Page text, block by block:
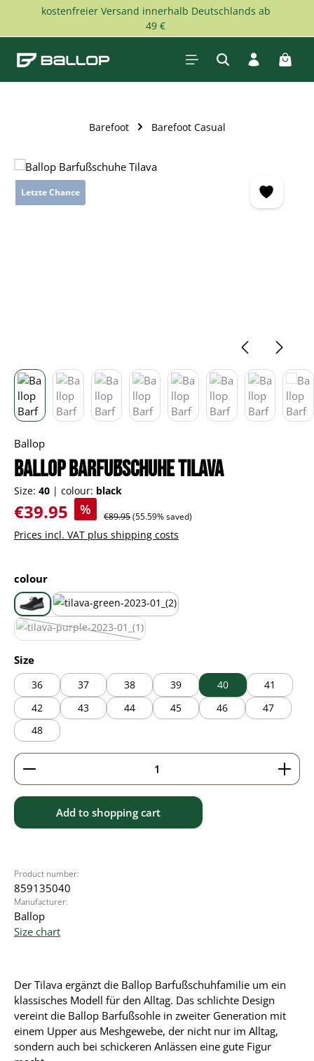
Skip to main content
kostenfreier Versand innerhalb Deutschlands ab
49 €
Barefoot Barefoot Casual
Skip image gallery
Letzte Chance
Ballop
Ballop Barfußschuhe Tilava
Size: 40 | colour: black
Sale price:
€39.95 % Regular price:
€89.95(55.59% saved)
Prices incl. VAT plus shipping costs
Select
colour
black
purple
(This option is currently unavailable.)
Select
Size
36 37 38 39 40
41
42
43 44 45 46
47
48
Product Quantity: Enter the desired amount or
Add to shopping cart
Product number:
859135040
Manufacturer:
Ballop
Size chart
Der Tilava ergänzt die Ballop Barfußschuhfamilie um ein
klassisches Modell für den Alltag. Das schlichte Design
vereint die Ballop Barfußsohle in zweiter Generation mit
einem Upper aus Meshgewebe, der nicht nur im Alltag,
sondern auch bei schickeren Anlässen eine gute Figur